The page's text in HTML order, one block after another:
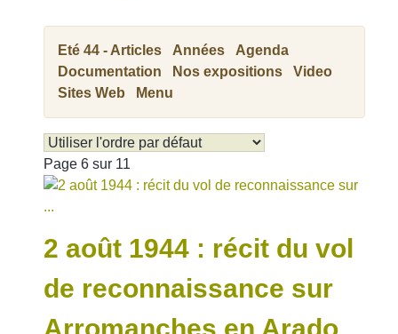
ÉTÉ 44
Eté 44 - Articles Années
Agenda
Documentation
Nos expositions
Video
Sites Web
Menu
Page 6 sur 11
2 août 1944 : récit du vol
de reconnaissance sur
Arromanches en Arado